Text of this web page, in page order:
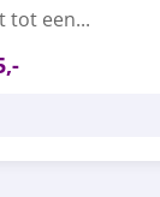
tot een...